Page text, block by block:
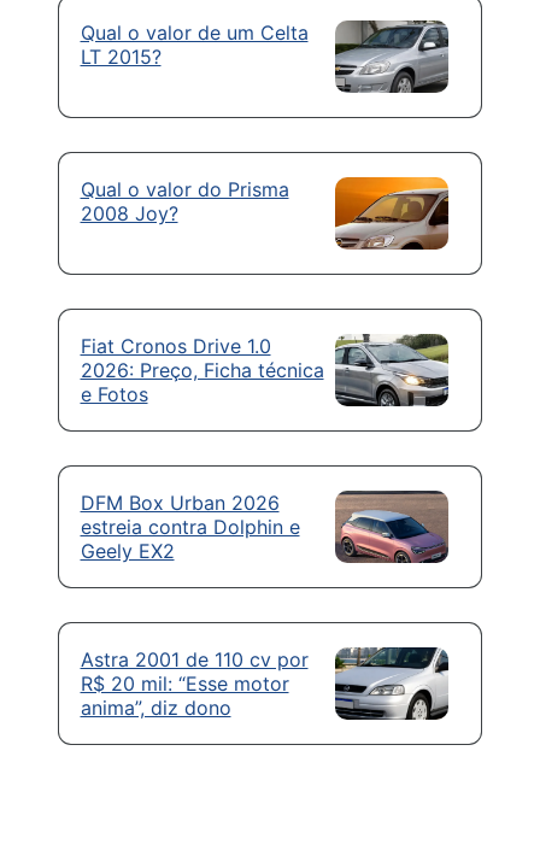
Qual o valor de um Celta
LT 2015?
Qual o valor do Prisma
2008 Joy?
Fiat Cronos Drive 1.0
2026: Preço, Ficha técnica
e Fotos
DFM Box Urban 2026
estreia contra Dolphin e
Geely EX2
Astra 2001 de 110 cv por
R$ 20 mil: “Esse motor
anima”, diz dono